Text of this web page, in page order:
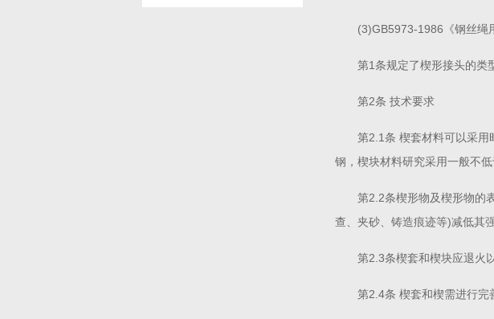
(3)GB5973-1986《钢丝绳
第1条规定了楔形接头的类
第2条 技术要求
第2.1条 楔套材料可以采
钢，楔块材料研究采用一般不
第2.2条楔形物及楔形物的
查、夹砂、铸造痕迹等)减低其
第2.3条楔套和楔块应退火
第2.4条 楔套和楔需进行完